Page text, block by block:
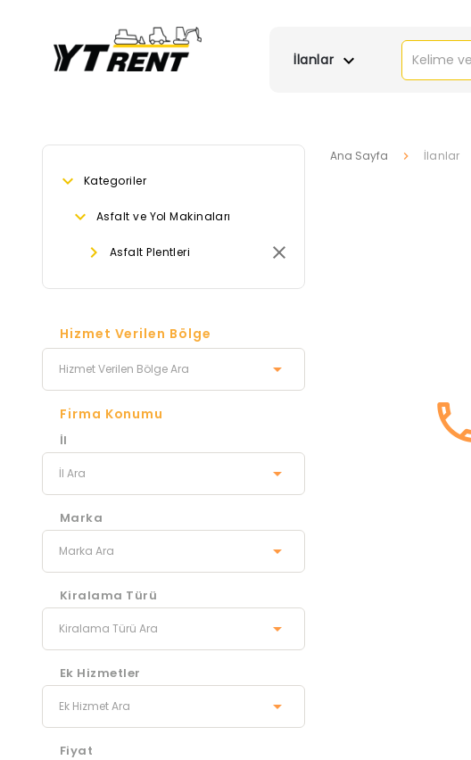
İlanlar
Kategoriler
Asfalt ve Yol Makinaları
Asfalt Plentleri
Hizmet Verilen Bölge
Firma Konumu
İl
Marka
Kiralama Türü
Ek Hizmetler
Fiyat
Ana Sayfa İlanlar